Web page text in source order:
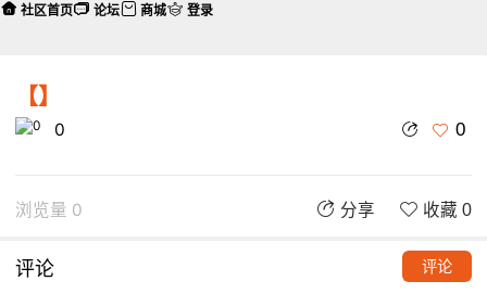
【】
0 0
浏览量 0 分享 收藏 0
评论 评论
社区首页 论坛 商城 登录